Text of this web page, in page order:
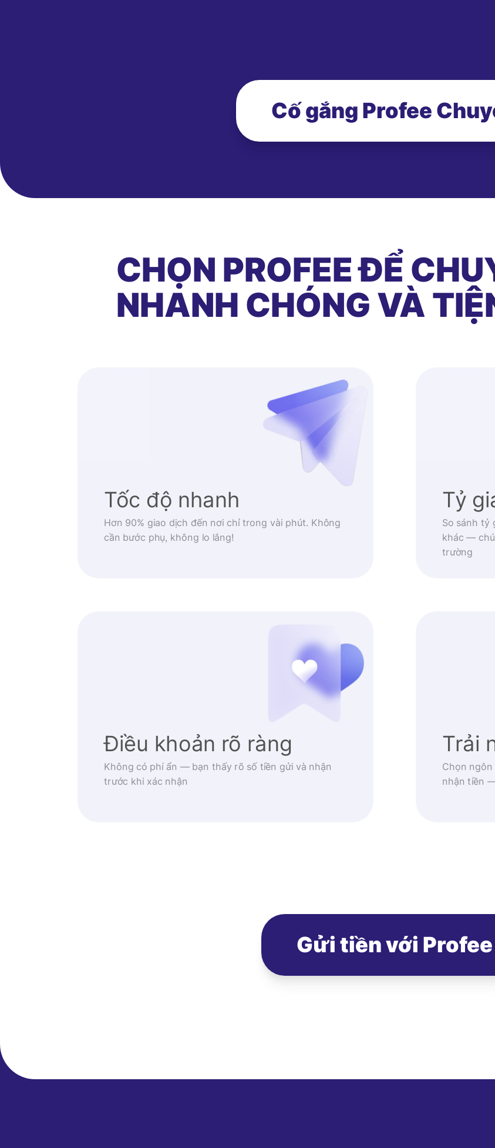
Cố gắng Profee
CHỌN PROFEE ĐỂ
NHANH CHÓNG VÀ
Tốc độ nhanh
Hơn 90% giao dịch đến nơi chỉ trong vài phút. Không
cần bước phụ, không lo lắng!
Tỷ
So sánh tỷ
khác —
trường
Điều khoản rõ ràng
Không có phí ẩn — bạn thấy rõ số tiền gửi và nhận
trước khi xác nhận
Trải
Chọn
nhận tiền
Gửi tiền với Profee